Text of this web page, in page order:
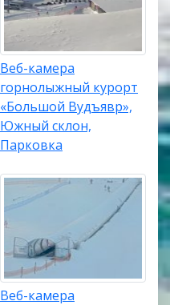
Веб-камера
горнолыжный курорт
«Большой Вудъявр»,
Южный склон,
Парковка
Веб-камера